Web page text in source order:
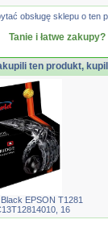
obsługę sklepu o
Tanie i łatwe
ten produkt,
EPSON T1281
16